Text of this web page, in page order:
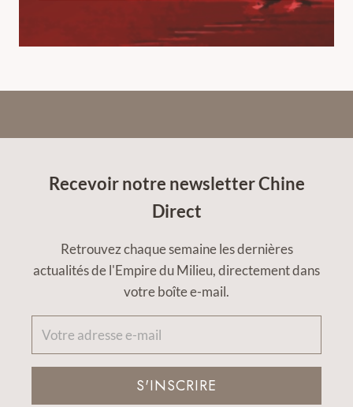
Recevoir notre newsletter Chine
Direct
Retrouvez chaque semaine les dernières
actualités de l'Empire du Milieu, directement dans
votre boîte e-mail.
S'INSCRIRE